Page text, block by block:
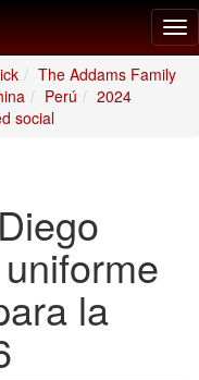
The Addams Family
Perú
2024
social
la